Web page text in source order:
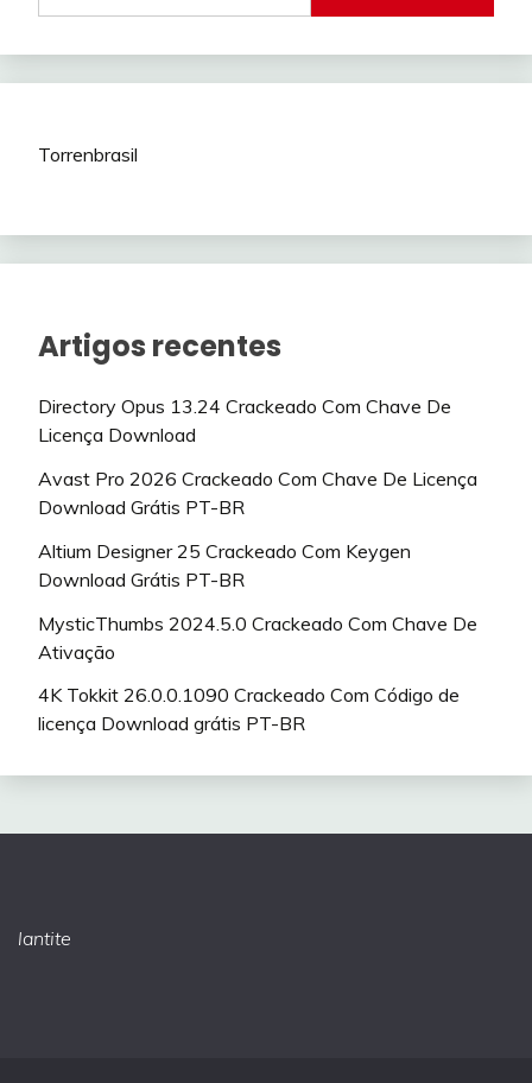
Torrenbrasil
Artigos recentes
Directory Opus 13.24 Crackeado Com Chave De
Licença Download
Avast Pro 2026 Crackeado Com Chave De Licença
Download Grátis PT-BR
Altium Designer 25 Crackeado Com Keygen
Download Grátis PT-BR
MysticThumbs 2024.5.0 Crackeado Com Chave De
Ativação
4K Tokkit 26.0.0.1090 Crackeado Com Código de
licença Download grátis PT-BR
lantite